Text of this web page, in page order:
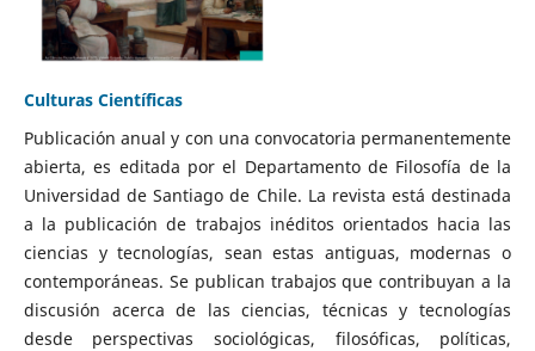
Culturas Científicas
Publicación anual y con una convocatoria permanentemente
abierta, es editada por el Departamento de Filosofía de la
Universidad de Santiago de Chile. La revista está destinada
a la publicación de trabajos inéditos orientados hacia las
ciencias y tecnologías, sean estas antiguas, modernas o
contemporáneas. Se publican trabajos que contribuyan a la
discusión acerca de las ciencias, técnicas y tecnologías
desde perspectivas sociológicas, filosóficas, políticas,